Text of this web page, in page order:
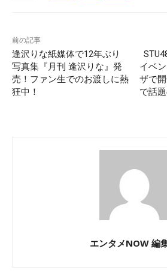
前の記事
逢沢りな紙媒体で12年ぶり
写真集『月刊 逢沢りな』発
売！ファン生でのお渡しに熱
狂中！
イベ
ザで
で話
エンタメNOW 編